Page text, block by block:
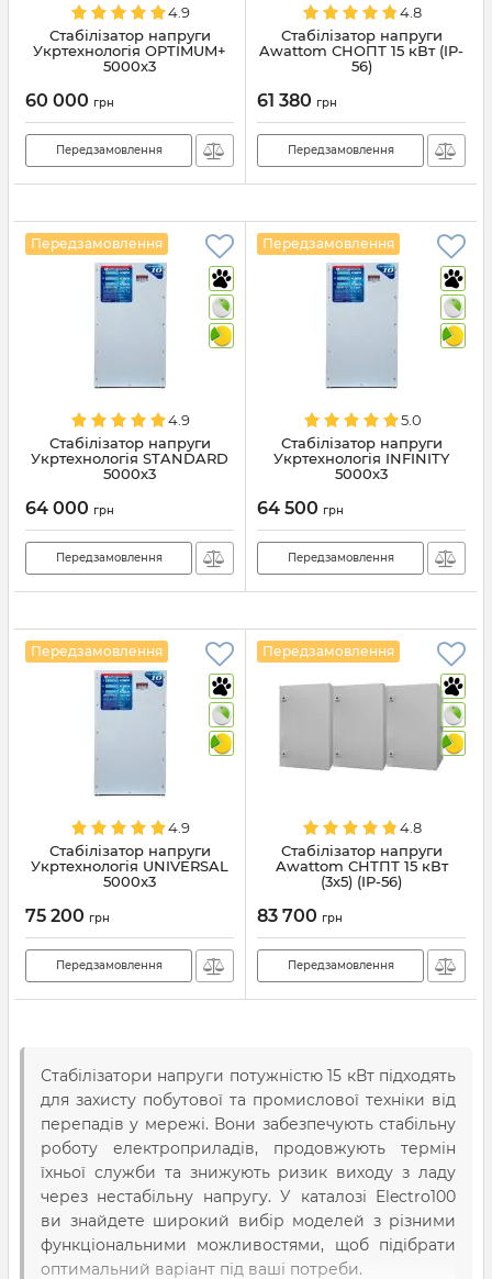
4.9
Стабілізатор напруги
Укртехнологія OPTIMUM+
5000х3
60 000 грн
Передзамовлення
4.8
Стабілізатор напруги
Awattom СНОПТ 15 кВт (IP-
56)
61 380 грн
Передзамовлення
Передзамовлення
4.9
Стабілізатор напруги
Укртехнологія STANDARD
5000х3
64 000 грн
Передзамовлення
Передзамовлення
5.0
Стабілізатор напруги
Укртехнологія INFINITY
5000х3
64 500 грн
Передзамовлення
Передзамовлення
4.9
Стабілізатор напруги
Укртехнологія UNIVERSAL
5000x3
75 200 грн
Передзамовлення
Передзамовлення
4.8
Стабілізатор напруги
Awattom СНТПТ 15 кВт
(3х5) (IP-56)
83 700 грн
Передзамовлення
Стабілізатори напруги потужністю 15 кВт підходять
для захисту побутової та промислової техніки від
перепадів у мережі. Вони забезпечують стабільну
роботу електроприладів, продовжують термін
їхньої служби та знижують ризик виходу з ладу
через нестабільну напругу. У каталозі Electro100
ви знайдете широкий вибір моделей з різними
функціональними можливостями, щоб підібрати
оптимальний варіант під ваші потреби.